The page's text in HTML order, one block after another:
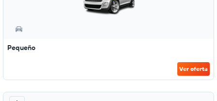
Pequeño
Ver oferta